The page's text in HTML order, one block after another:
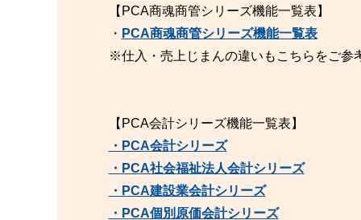
【PCA商魂商管シリーズ機能一覧表】
・ PCA商魂商管シリーズ機能一覧表
※仕入・売上じまんの違いもこちらをご参
【PCA会計シリーズ機能一覧表】
・PCA会計シリーズ
・PCA社会福祉法人会計シリーズ
・PCA建設業会計シリーズ
・PCA個別原価会計シリーズ